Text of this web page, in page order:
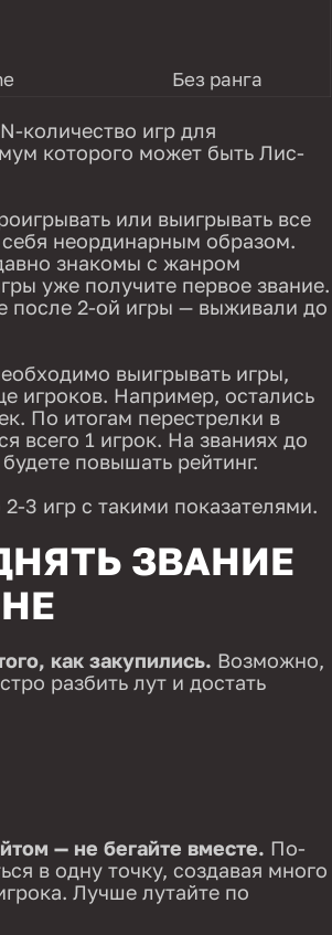
Без ранга
количество игр для
которого может быть Лис-
или выигрывать все
неординарным образом.
знакомы с жанром
уже получите первое звание.
после 2-ой игры — выживали до
выигрывать игры,
игроков. Например, остались
По итогам перестрелки в
всего 1 игрок. На званиях до
повышать рейтинг.
2-3 игр с такими показателями.
ЗВАНИЕ
как закупились. Возможно,
разбить лут и достать
— не бегайте вместе. По-
в одну точку, создавая много
Лучше лутайте по